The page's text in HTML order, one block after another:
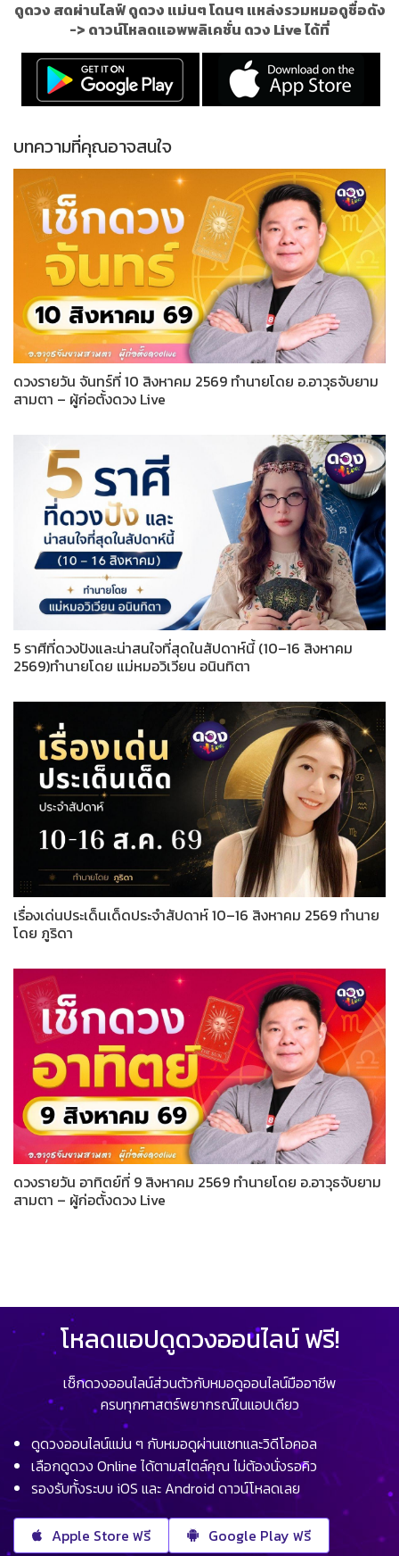
ดูดวง สดผ่านไลฟ์ ดูดวง แม่นๆ โดนๆ แหล่งรวมหมอดูชื่อดัง
-> ดาวน์โหลดแอพพลิเคชั่น ดวง Live ได้ที่
บทความที่คุณอาจสนใจ
ดวงรายวัน จันทร์ที่ 10 สิงหาคม 2569 ทำนายโดย อ.อาวุธจับยาม
สามตา – ผู้ก่อตั้งดวง Live
5 ราศีที่ดวงปังและน่าสนใจที่สุดในสัปดาห์นี้ (10–16 สิงหาคม
2569)ทำนายโดย แม่หมอวิเวียน อนินทิตา
เรื่องเด่นประเด็นเด็ดประจำสัปดาห์ 10–16 สิงหาคม 2569 ทำนาย
โดย ภูริดา
ดวงรายวัน อาทิตย์ที่ 9 สิงหาคม 2569 ทำนายโดย อ.อาวุธจับยาม
สามตา – ผู้ก่อตั้งดวง Live
โหลดแอปดูดวงออนไลน์ ฟรี!
เช็กดวงออนไลน์ส่วนตัวกับหมอดูออนไลน์มืออาชีพ
ครบทุกศาสตร์พยากรณ์ในแอปเดียว
ดูดวงออนไลน์แม่น ๆ กับหมอดูผ่านแชทและวิดีโอคอล
เลือกดูดวง Online ได้ตามสไตล์คุณ ไม่ต้องนั่งรอคิว
รองรับทั้งระบบ iOS และ Android ดาวน์โหลดเลย
Apple Store ฟรี Google Play ฟรี